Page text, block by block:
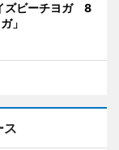
ズビーチヨガ 8
」
ス